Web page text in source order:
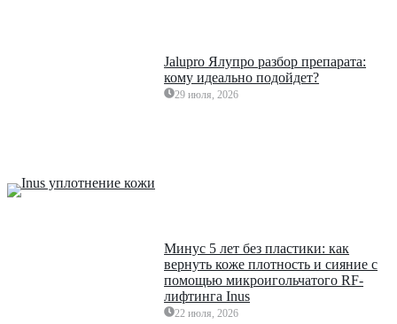
Jalupro Ялупро разбор препарата:
кому идеально подойдет?
29 июля, 2026
Минус 5 лет без пластики: как
вернуть коже плотность и сияние с
помощью микроигольчатого RF-
лифтинга Inus
22 июля, 2026